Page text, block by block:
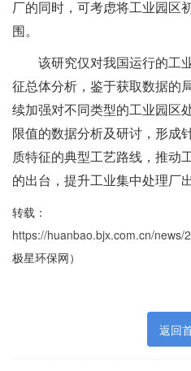
厂的同时，可考虑将工业园区
围。
该研究仅对我国运行的工业
征总体分析，鉴于获取数据的
续加强对不同类型的工业园区
限值的数据分析及研讨，形成
质特征的典型工艺路线，推动
的出台，提升工业集中处理厂
转载：
https://huanbao.bjx.com.cn/news/
极星环保网）
返回